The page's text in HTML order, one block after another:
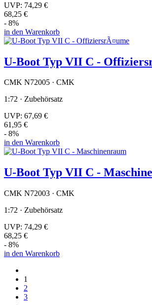
UVP: 74,29 €
68,25 €
- 8%
in den Warenkorb
U-Boot Typ VII C -
CMK N72005 · CMK
1:72 · Zubehörsatz
UVP: 67,69 €
61,95 €
- 8%
in den Warenkorb
U-Boot Typ VII C -
CMK N72003 · CMK
1:72 · Zubehörsatz
UVP: 74,29 €
68,25 €
- 8%
in den Warenkorb
1
2
3